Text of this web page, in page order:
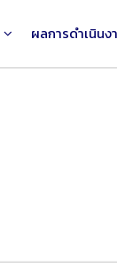
ผลการดำเนินง